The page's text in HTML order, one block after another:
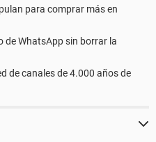
para comprar más en
de WhatsApp sin borrar la
de canales de 4.000 años de